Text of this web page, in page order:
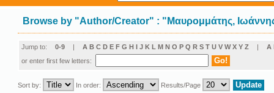
Browse by "Author/Creator" : "Μαυρομμάτης,
Jump to: 0-9 | A B C D E F G H I J K L M N O P Q R S T U V W X Y Z | Α
or enter first few letters:
Sort by: In order: Results/Page